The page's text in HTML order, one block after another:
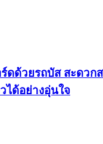
ดด้วยรถบัส สะดวก
ได้อย่างอุ่นใจ